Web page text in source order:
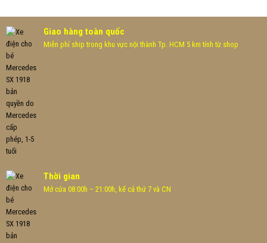
5.190.000 ₫.
₫.
Giao hàng toàn quốc
Miễn phí ship trong khu vực nội thành Tp. HCM 5 km tính từ shop
Thời gian
Mở cửa 08:00h – 21:00h, kể cả thứ 7 và CN